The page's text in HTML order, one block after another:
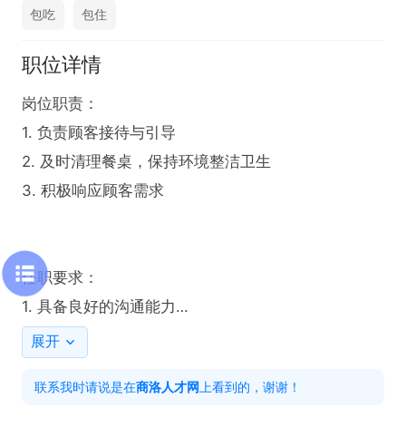
包吃 包住
职位详情
岗位职责：
1. 负责顾客接待与引导
2. 及时清理餐桌，保持环境整洁卫生
3. 积极响应顾客需求
任职要求：
1. 具备良好的沟通能力
2. 拥有较强的服务意识
展开
联系我时请说是在商洛人才网 上看到的，谢谢！